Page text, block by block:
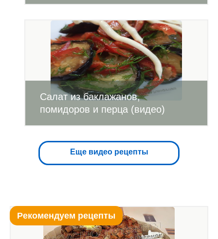
Салат из баклажанов,
помидоров и перца (видео)
Еще видео рецепты
Рекомендуем рецепты